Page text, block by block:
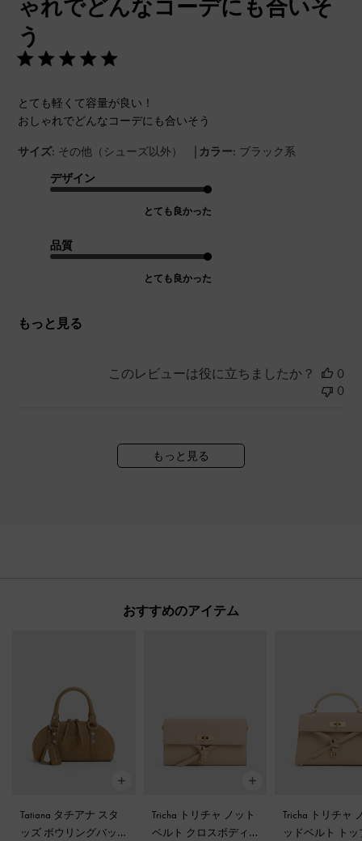
ゃれでどんなコーデにも合いそ
う
とても軽くて容量が良い！
おしゃれでどんなコーデにも合いそう
サイズ: その他（シューズ以外） | カラー: ブラック系
デザイン
とても良かった
品質
とても良かった
もっと見る
このレビューは役に立ちましたか？
0
0
もっと見る
おすすめのアイテム
Tatiana タチアナ スタ
ッズ ボウリングバッ
Tricha トリチャ ノット
ベルト クロスボディ
Tricha トリチャ
ッドベルト トッ